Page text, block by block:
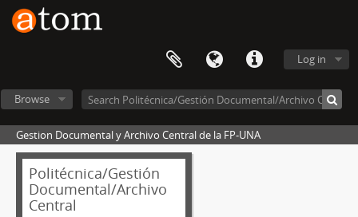
Log in
Browse
Gestion Documental y Archivo Central de la FP-UNA
Politécnica/Gestión
Documental/Archivo
Central